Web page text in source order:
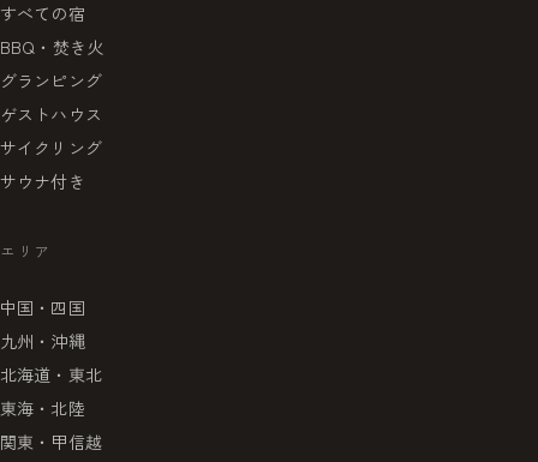
すべての宿
BBQ・焚き火
グランピング
ゲストハウス
サイクリング
サウナ付き
エリア
中国・四国
九州・沖縄
北海道・東北
東海・北陸
関東・甲信越